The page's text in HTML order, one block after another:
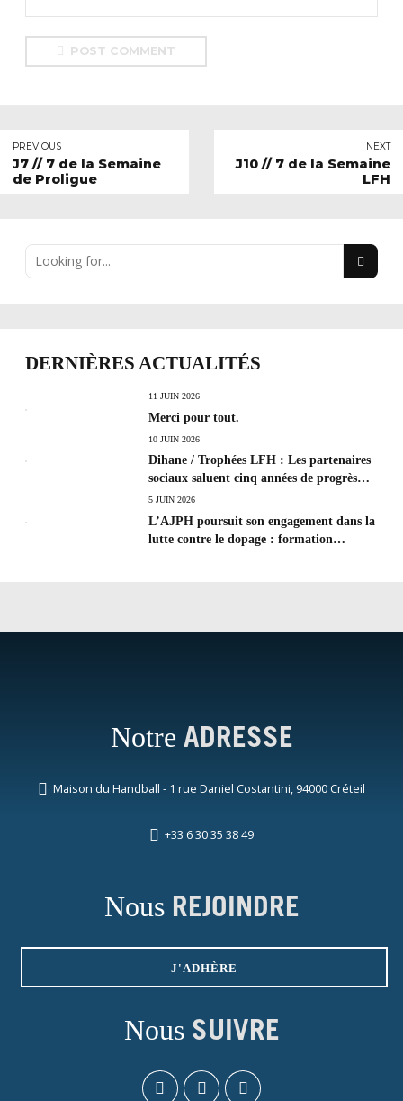
POST COMMENT
PREVIOUS
J7 // 7 de la Semaine
de Proligue
NEXT
J10 // 7 de la Semaine
LFH
DERNIÈRES ACTUALITÉS
11 JUIN 2026
Merci pour tout.
10 JUIN 2026
Dihane / Trophées LFH : Les partenaires
sociaux saluent cinq années de progrès
social et les efforts à poursuivre !
5 JUIN 2026
L’AJPH poursuit son engagement dans la
lutte contre le dopage : formation
Notre ADRESSE
Maison du Handball - 1 rue Daniel Costantini, 94000 Créteil
+33 6 30 35 38 49
Nous REJOINDRE
J'ADHÈRE
Nous SUIVRE